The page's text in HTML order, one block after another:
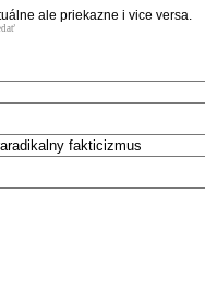
ale priekazne i vice versa.